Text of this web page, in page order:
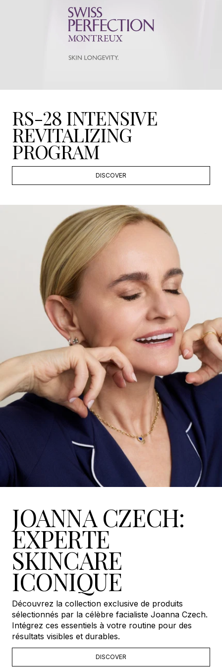
RS-28 INTENSIVE
REVITALIZING
PROGRAM
DISCOVER
JOANNA CZECH:
EXPERTE
SKINCARE
ICONIQUE
Découvrez la collection exclusive de produits
sélectionnés par la célèbre facialiste Joanna Czech.
Intégrez ces essentiels à votre routine pour des
résultats visibles et durables.
DISCOVER